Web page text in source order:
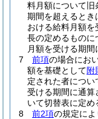
料月額について旧
期間を超えるとき
おける給料月額
長の定めるものに
月額を受ける期間
7
前項の場合にお
額を基礎として附
定された者につい
受ける期間に通算
いて切替表に定め
8
前2項の規定に